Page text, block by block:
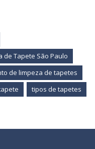
de Tapete São Paulo
de limpeza de tapetes
tipos de tapetes